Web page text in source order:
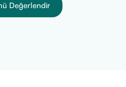
Değerlendir